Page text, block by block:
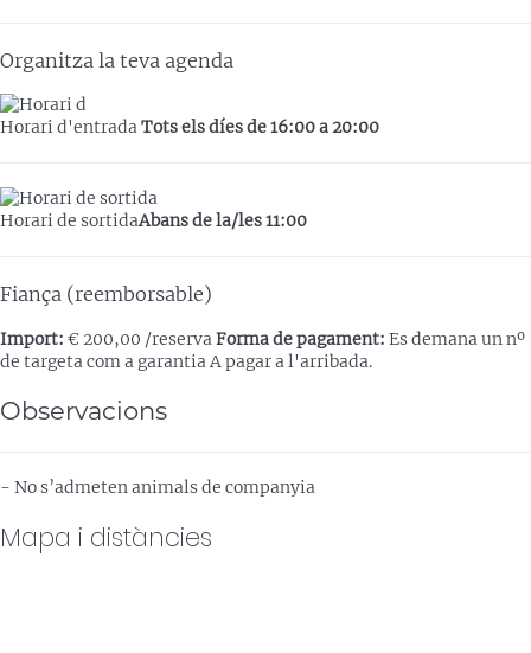
Organitza la teva agenda
Horari d'entradaTots els díes de 16:00 a 20:00
Horari de sortidaAbans de la/les 11:00
Fiança (reemborsable)
Import: € 200,00 /reservaForma de pagament: Es demana un nº
de targeta com a garantiaA pagar a l'arribada.
Observacions
- No s’admeten animals de companyia
Mapa i distàncies